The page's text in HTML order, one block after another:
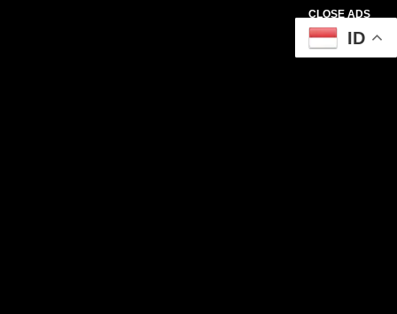
CLOSE ADS
ID